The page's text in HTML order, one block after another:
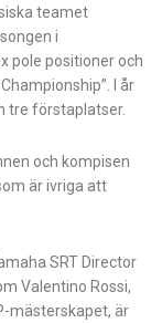
teamet
i
pole positioner och
I år
tre förstaplatser.
och kompisen
är ivriga att
SRT Director
Valentino Rossi,
mästerskapet, är